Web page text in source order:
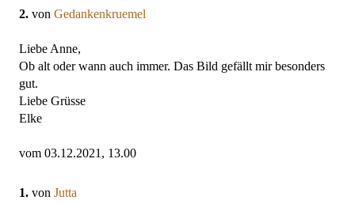
2. von Gedankenkruemel
Liebe Anne,
Ob alt oder wann auch immer. Das Bild gefällt mir besonders
gut.
Liebe Grüsse
Elke
vom 03.12.2021, 13.00
1. von Jutta